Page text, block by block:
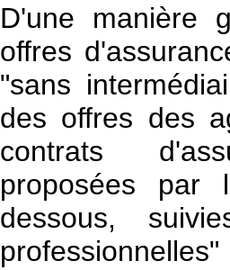
D'une manière
offres
"sans
des offres des
contrats
proposées par
dessous,